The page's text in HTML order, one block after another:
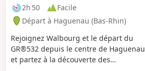
2h 50
Facile
Départ à Haguenau (Bas-Rhin)
Rejoignez Walbourg et le départ du
GR®532 depuis le centre de Haguenau
et partez à la découverte des